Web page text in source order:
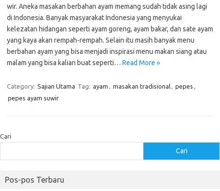
wir. Aneka masakan berbahan ayam memang sudah tidak asing lagi
di Indonesia. Banyak masyarakat Indonesia yang menyukai
kelezatan hidangan seperti ayam goreng, ayam bakar, dan sate ayam
yang kaya akan rempah-rempah. Selain itu masih banyak menu
berbahan ayam yang bisa menjadi inspirasi menu makan siang atau
malam yang bisa kalian buat seperti… Read More »
Category: Sajian Utama Tag: ayam , masakan tradisional, pepes ,
pepes ayam suwir
Cari
Cari
Pos-pos Terbaru